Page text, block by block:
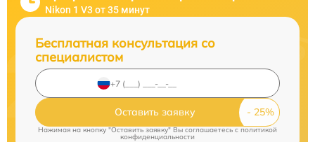
Nikon 1 V3 от 35 минут
Бесплатная консультация со
специалистом
Оставить заявку
Нажимая на кнопку "Оставить заявку" Вы соглашаетесь cполитикой
конфиденциальности